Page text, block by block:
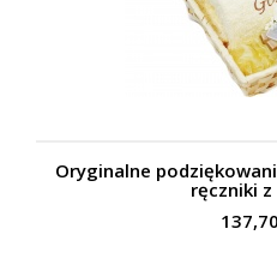
Oryginalne
ręczniki